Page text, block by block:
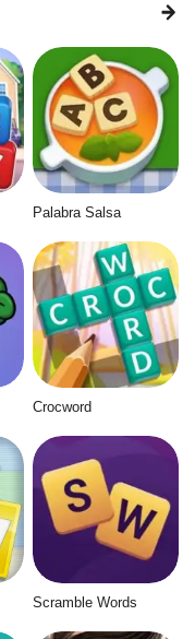
Palabra Salsa
Crocword
Scramble Words